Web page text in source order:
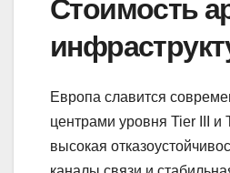
Стоимость
Европа славится
центрами уровня Tier III и
высокая